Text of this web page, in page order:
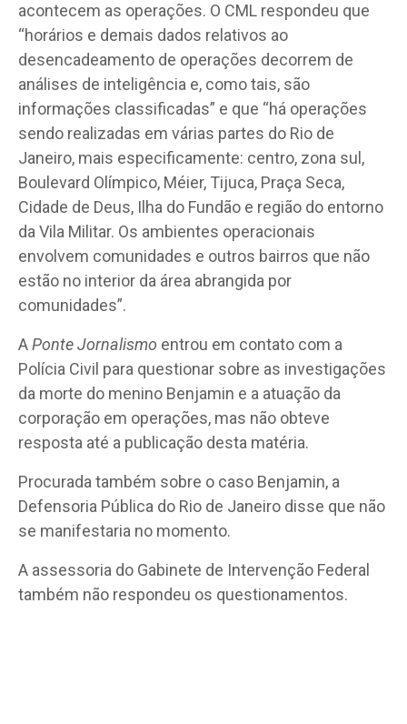
acontecem as operações. O CML respondeu que
“horários e demais dados relativos ao
desencadeamento de operações decorrem de
análises de inteligência e, como tais, são
informações classificadas” e que “há operações
sendo realizadas em várias partes do Rio de
Janeiro, mais especificamente: centro, zona sul,
Boulevard Olímpico, Méier, Tijuca, Praça Seca,
Cidade de Deus, Ilha do Fundão e região do entorno
da Vila Militar. Os ambientes operacionais
envolvem comunidades e outros bairros que não
estão no interior da área abrangida por
comunidades”.
APonte Jornalismo entrou em contato com a
Polícia Civil para questionar sobre as investigações
da morte do menino Benjamin e a atuação da
corporação em operações, mas não obteve
resposta até a publicação desta matéria.
Procurada também sobre o caso Benjamin, a
Defensoria Pública do Rio de Janeiro disse que não
se manifestaria no momento.
A assessoria do Gabinete de Intervenção Federal
também não respondeu os questionamentos.